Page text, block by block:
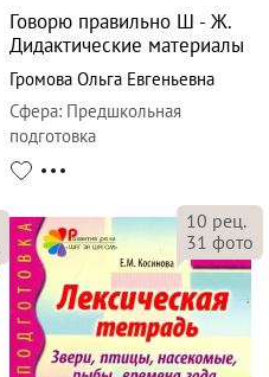
Говорю правильно Ш - Ж.
Дидактические материалы
Громова Ольга Евгеньевна
Сфера: Предшкольная
подготовка
10 рец.
31 фото